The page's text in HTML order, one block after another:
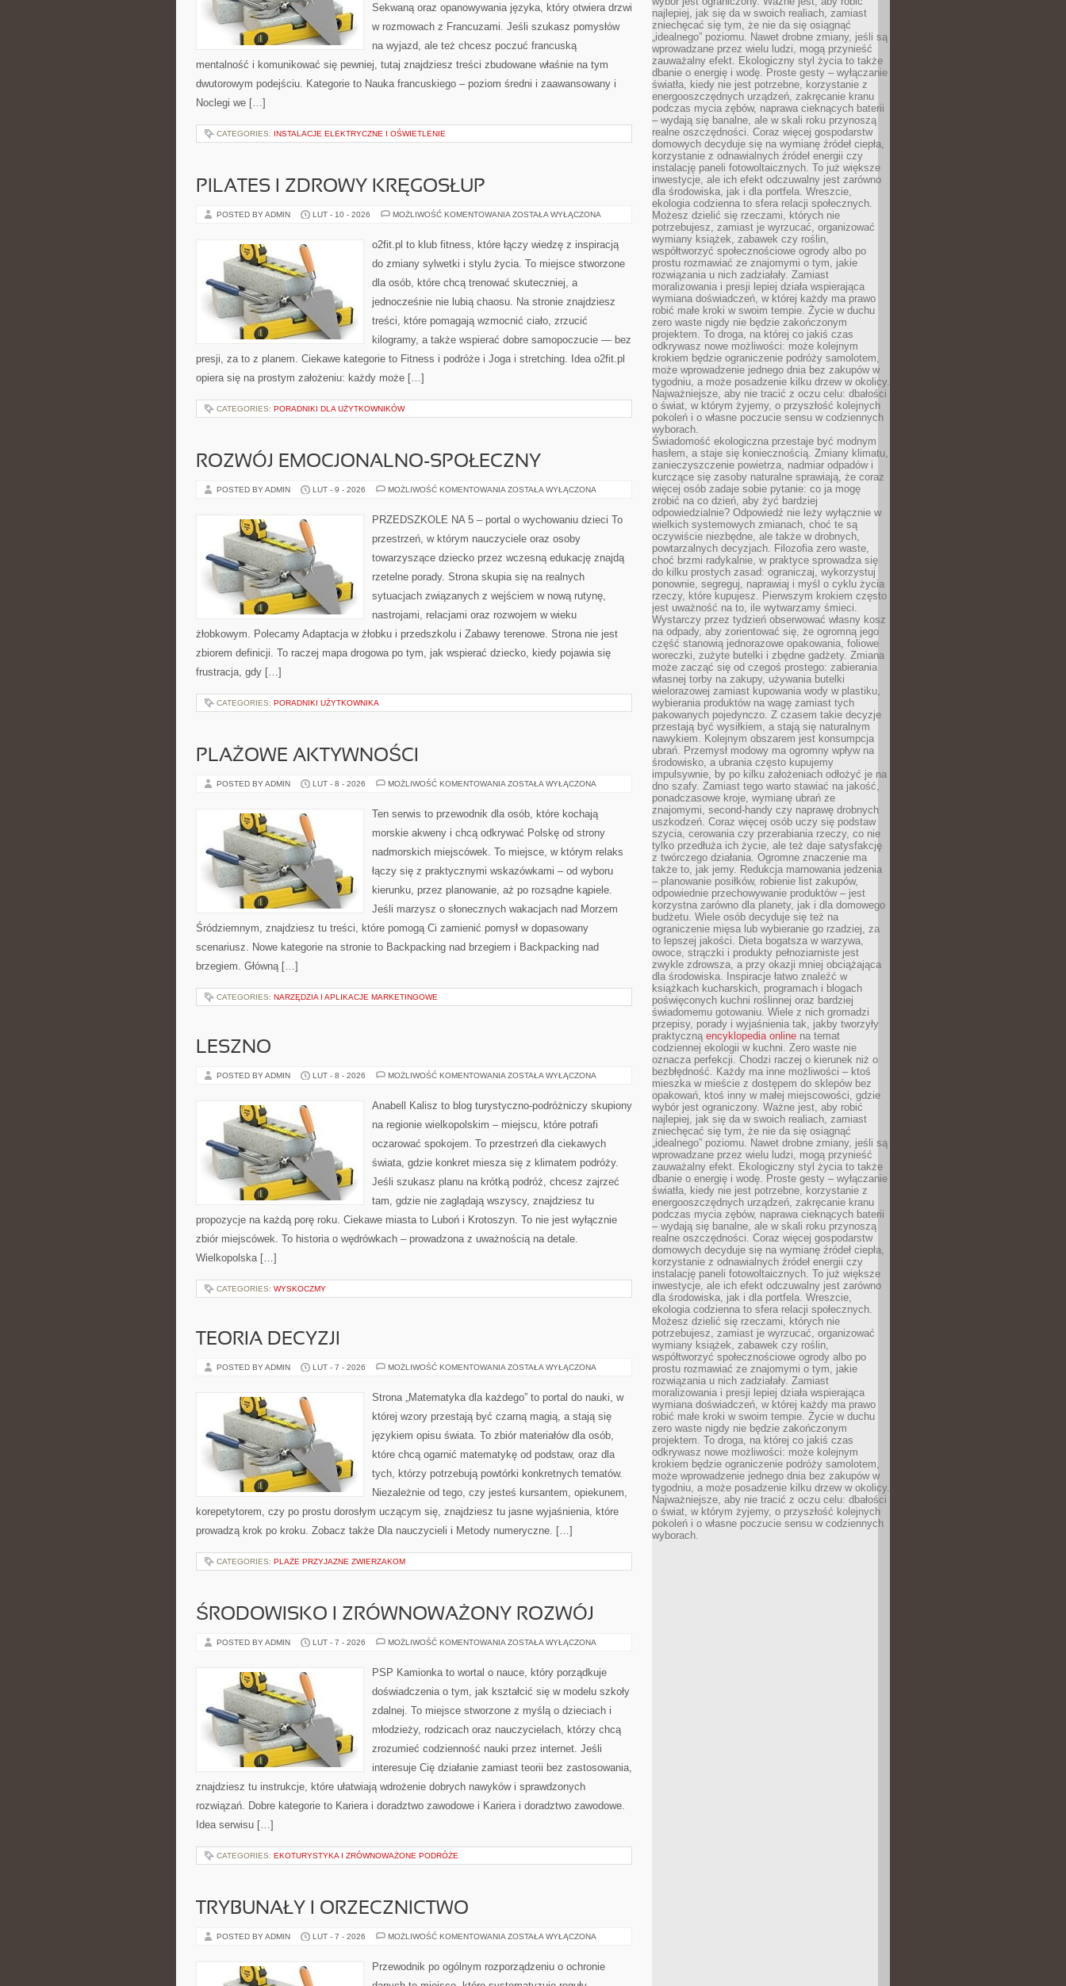
Sekwaną oraz opanowywania języka, który otwiera drzwi
w rozmowach z Francuzami. Jeśli szukasz pomysłów
na wyjazd, ale też chcesz poczuć francuską
mentalność i komunikować się pewniej, tutaj znajdziesz treści zbudowane właśnie na tym
dwutorowym podejściu. Kategorie to Nauka francuskiego – poziom średni i zaawansowany i
Noclegi we […]
CATEGORIES: INSTALACJE ELEKTRYCZNE I OŚWIETLENIE
PILATES I ZDROWY KRĘGOSŁUP
POSTED BY ADMIN LUT - 10 - 2026 MOŻLIWOŚĆ KOMENTOWANIA PILATES
KRĘGOSŁUP
ZOSTAŁA WYŁĄCZONA
o2fit.pl to klub fitness, które łączy wiedzę z inspiracją
do zmiany sylwetki i stylu życia. To miejsce stworzone
dla osób, które chcą trenować skuteczniej, a
jednocześnie nie lubią chaosu. Na stronie znajdziesz
treści, które pomagają wzmocnić ciało, zrzucić
kilogramy, a także wspierać dobre samopoczucie — bez
presji, za to z planem. Ciekawe kategorie to Fitness i podróże i Joga i stretching. Idea o2fit.pl
opiera się na prostym założeniu: każdy może […]
CATEGORIES: PORADNIKI DLA UŻYTKOWNIKÓW
ROZWÓJ EMOCJONALNO-SPOŁECZNY
POSTED BY ADMIN LUT - 9 - 2026 MOŻLIWOŚĆ KOMENTOWANIA ROZWÓJ
ZOSTAŁA WYŁĄCZONA
PRZEDSZKOLE NA 5 – portal o wychowaniu dzieci To
przestrzeń, w którym nauczyciele oraz osoby
towarzyszące dziecko przez wczesną edukację znajdą
rzetelne porady. Strona skupia się na realnych
sytuacjach związanych z wejściem w nową rutynę,
nastrojami, relacjami oraz rozwojem w wieku
żłobkowym. Polecamy Adaptacja w żłobku i przedszkolu i Zabawy terenowe. Strona nie jest
zbiorem definicji. To raczej mapa drogowa po tym, jak wspierać dziecko, kiedy pojawia się
frustracja, gdy […]
CATEGORIES: PORADNIKI UŻYTKOWNIKA
PLAŻOWE AKTYWNOŚCI
POSTED BY ADMIN LUT - 8 - 2026 MOŻLIWOŚĆ KOMENTOWANIA PLAŻOWE
ZOSTAŁA WYŁĄCZONA
Ten serwis to przewodnik dla osób, które kochają
morskie akweny i chcą odkrywać Polskę od strony
nadmorskich miejscówek. To miejsce, w którym relaks
łączy się z praktycznymi wskazówkami – od wyboru
kierunku, przez planowanie, aż po rozsądne kąpiele.
Jeśli marzysz o słonecznych wakacjach nad Morzem
Śródziemnym, znajdziesz tu treści, które pomogą Ci zamienić pomysł w dopasowany
scenariusz. Nowe kategorie na stronie to Backpacking nad brzegiem i Backpacking nad
brzegiem. Główną […]
CATEGORIES: NARZĘDZIA I APLIKACJE MARKETINGOWE
LESZNO
POSTED BY ADMIN LUT - 8 - 2026 MOŻLIWOŚĆ KOMENTOWANIA LESZNO
ZOSTAŁA WYŁĄCZONA
Anabell Kalisz to blog turystyczno-podróżniczy skupiony
na regionie wielkopolskim – miejscu, które potrafi
oczarować spokojem. To przestrzeń dla ciekawych
świata, gdzie konkret miesza się z klimatem podróży.
Jeśli szukasz planu na krótką podróż, chcesz zajrzeć
tam, gdzie nie zaglądają wszyscy, znajdziesz tu
propozycje na każdą porę roku. Ciekawe miasta to Luboń i Krotoszyn. To nie jest wyłącznie
zbiór miejscówek. To historia o wędrówkach – prowadzona z uważnością na detale.
Wielkopolska […]
CATEGORIES: WYSKOCZMY
TEORIA DECYZJI
POSTED BY ADMIN LUT - 7 - 2026 MOŻLIWOŚĆ KOMENTOWANIA TEORIA
ZOSTAŁA WYŁĄCZONA
Strona „Matematyka dla każdego” to portal do nauki, w
której wzory przestają być czarną magią, a stają się
językiem opisu świata. To zbiór materiałów dla osób,
które chcą ogarnić matematykę od podstaw, oraz dla
tych, którzy potrzebują powtórki konkretnych tematów.
Niezależnie od tego, czy jesteś kursantem, opiekunem,
korepetytorem, czy po prostu dorosłym uczącym się, znajdziesz tu jasne wyjaśnienia, które
prowadzą krok po kroku. Zobacz także Dla nauczycieli i Metody numeryczne. […]
CATEGORIES: PLAŻE PRZYJAZNE ZWIERZAKOM
ŚRODOWISKO I ZRÓWNOWAŻONY ROZWÓJ
POSTED BY ADMIN LUT - 7 - 2026 MOŻLIWOŚĆ KOMENTOWANIA ŚRODOWISKO
ROZWÓJ
ZOSTAŁA WYŁĄCZONA
PSP Kamionka to wortal o nauce, który porządkuje
doświadczenia o tym, jak kształcić się w modelu szkoły
zdalnej. To miejsce stworzone z myślą o dzieciach i
młodzieży, rodzicach oraz nauczycielach, którzy chcą
zrozumieć codzienność nauki przez internet. Jeśli
interesuje Cię działanie zamiast teorii bez zastosowania,
znajdziesz tu instrukcje, które ułatwiają wdrożenie dobrych nawyków i sprawdzonych
rozwiązań. Dobre kategorie to Kariera i doradztwo zawodowe i Kariera i doradztwo zawodowe.
Idea serwisu […]
CATEGORIES: EKOTURYSTYKA I ZRÓWNOWAŻONE PODRÓŻE
TRYBUNAŁY I ORZECZNICTWO
POSTED BY ADMIN LUT - 7 - 2026 MOŻLIWOŚĆ KOMENTOWANIA TRYBUNAŁY
ZOSTAŁA WYŁĄCZONA
Przewodnik po ogólnym rozporządzeniu o ochronie
najlepiej, jak się da w swoich realiach, zamiast
zniechęcać się tym, że nie da się osiągnąć
„idealnego” poziomu. Nawet drobne zmiany, jeśli są
wprowadzane przez wielu ludzi, mogą przynieść
zauważalny efekt. Ekologiczny styl życia to także
dbanie o energię i wodę. Proste gesty – wyłączanie
światła, kiedy nie jest potrzebne, korzystanie z
energooszczędnych urządzeń, zakręcanie kranu
podczas mycia zębów, naprawa cieknących baterii
– wydają się banalne, ale w skali roku przynoszą
realne oszczędności. Coraz więcej gospodarstw
domowych decyduje się na wymianę źródeł ciepła,
korzystanie z odnawialnych źródeł energii czy
instalację paneli fotowoltaicznych. To już większe
inwestycje, ale ich efekt odczuwalny jest zarówno
dla środowiska, jak i dla portfela. Wreszcie,
ekologia codzienna to sfera relacji społecznych.
Możesz dzielić się rzeczami, których nie
potrzebujesz, zamiast je wyrzucać, organizować
wymiany książek, zabawek czy roślin,
współtworzyć społecznościowe ogrody albo po
prostu rozmawiać ze znajomymi o tym, jakie
rozwiązania u nich zadziałały. Zamiast
moralizowania i presji lepiej działa wspierająca
wymiana doświadczeń, w której każdy ma prawo
robić małe kroki w swoim tempie. Życie w duchu
zero waste nigdy nie będzie zakończonym
projektem. To droga, na której co jakiś czas
odkrywasz nowe możliwości: może kolejnym
krokiem będzie ograniczenie podróży samolotem,
może wprowadzenie jednego dnia bez zakupów w
tygodniu, a może posadzenie kilku drzew w okolicy.
Najważniejsze, aby nie tracić z oczu celu: dbałości
o świat, w którym żyjemy, o przyszłość kolejnych
pokoleń i o własne poczucie sensu w codziennych
wyborach.
Świadomość ekologiczna przestaje być modnym
hasłem, a staje się koniecznością. Zmiany klimatu,
zanieczyszczenie powietrza, nadmiar odpadów i
kurczące się zasoby naturalne sprawiają, że coraz
więcej osób zadaje sobie pytanie: co ja mogę
zrobić na co dzień, aby żyć bardziej
odpowiedzialnie? Odpowiedź nie leży wyłącznie w
wielkich systemowych zmianach, choć te są
oczywiście niezbędne, ale także w drobnych,
powtarzalnych decyzjach. Filozofia zero waste,
choć brzmi radykalnie, w praktyce sprowadza się
do kilku prostych zasad: ograniczaj, wykorzystuj
ponownie, segreguj, naprawiaj i myśl o cyklu życia
rzeczy, które kupujesz. Pierwszym krokiem często
jest uważność na to, ile wytwarzamy śmieci.
Wystarczy przez tydzień obserwować własny kosz
na odpady, aby zorientować się, że ogromną jego
część stanowią jednorazowe opakowania, foliowe
woreczki, zużyte butelki i zbędne gadżety. Zmiana
może zacząć się od czegoś prostego: zabierania
własnej torby na zakupy, używania butelki
wielorazowej zamiast kupowania wody w plastiku,
wybierania produktów na wagę zamiast tych
pakowanych pojedynczo. Z czasem takie decyzje
przestają być wysiłkiem, a stają się naturalnym
nawykiem. Kolejnym obszarem jest konsumpcja
ubrań. Przemysł modowy ma ogromny wpływ na
środowisko, a ubrania często kupujemy
impulsywnie, by po kilku założeniach odłożyć je na
dno szafy. Zamiast tego warto stawiać na jakość,
ponadczasowe kroje, wymianę ubrań ze
znajomymi, second-handy czy naprawę drobnych
uszkodzeń. Coraz więcej osób uczy się podstaw
szycia, cerowania czy przerabiania rzeczy, co nie
tylko przedłuża ich życie, ale też daje satysfakcję
z twórczego działania. Ogromne znaczenie ma
także to, jak jemy. Redukcja marnowania jedzenia
– planowanie posiłków, robienie list zakupów,
odpowiednie przechowywanie produktów – jest
korzystna zarówno dla planety, jak i dla domowego
budżetu. Wiele osób decyduje się też na
ograniczenie mięsa lub wybieranie go rzadziej, za
to lepszej jakości. Dieta bogatsza w warzywa,
owoce, strączki i produkty pełnoziarniste jest
zwykle zdrowsza, a przy okazji mniej obciążająca
dla środowiska. Inspiracje łatwo znaleźć w
książkach kucharskich, programach i blogach
poświęconych kuchni roślinnej oraz bardziej
świadomemu gotowaniu. Wiele z nich gromadzi
przepisy, porady i wyjaśnienia tak, jakby tworzyły
praktyczną encyklopedia online na temat
codziennej ekologii w kuchni. Zero waste nie
oznacza perfekcji. Chodzi raczej o kierunek niż o
bezbłędność. Każdy ma inne możliwości – ktoś
mieszka w mieście z dostępem do sklepów bez
opakowań, ktoś inny w małej miejscowości, gdzie
wybór jest ograniczony. Ważne jest, aby robić
najlepiej, jak się da w swoich realiach, zamiast
zniechęcać się tym, że nie da się osiągnąć
„idealnego” poziomu. Nawet drobne zmiany, jeśli są
wprowadzane przez wielu ludzi, mogą przynieść
zauważalny efekt. Ekologiczny styl życia to także
dbanie o energię i wodę. Proste gesty – wyłączanie
światła, kiedy nie jest potrzebne, korzystanie z
energooszczędnych urządzeń, zakręcanie kranu
podczas mycia zębów, naprawa cieknących baterii
– wydają się banalne, ale w skali roku przynoszą
realne oszczędności. Coraz więcej gospodarstw
domowych decyduje się na wymianę źródeł ciepła,
korzystanie z odnawialnych źródeł energii czy
instalację paneli fotowoltaicznych. To już większe
inwestycje, ale ich efekt odczuwalny jest zarówno
dla środowiska, jak i dla portfela. Wreszcie,
ekologia codzienna to sfera relacji społecznych.
Możesz dzielić się rzeczami, których nie
potrzebujesz, zamiast je wyrzucać, organizować
wymiany książek, zabawek czy roślin,
współtworzyć społecznościowe ogrody albo po
prostu rozmawiać ze znajomymi o tym, jakie
rozwiązania u nich zadziałały. Zamiast
moralizowania i presji lepiej działa wspierająca
wymiana doświadczeń, w której każdy ma prawo
robić małe kroki w swoim tempie. Życie w duchu
zero waste nigdy nie będzie zakończonym
projektem. To droga, na której co jakiś czas
odkrywasz nowe możliwości: może kolejnym
krokiem będzie ograniczenie podróży samolotem,
może wprowadzenie jednego dnia bez zakupów w
tygodniu, a może posadzenie kilku drzew w okolicy.
Najważniejsze, aby nie tracić z oczu celu: dbałości
o świat, w którym żyjemy, o przyszłość kolejnych
pokoleń i o własne poczucie sensu w codziennych
wyborach.